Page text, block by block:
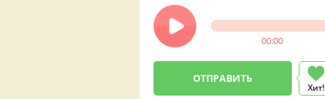
Путин оригинально
поздравляет
именинницу с Днем
рождения
00:00
Хит!